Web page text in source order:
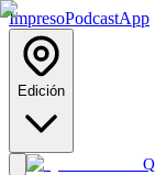
ImpresoPodcastApp
Edición